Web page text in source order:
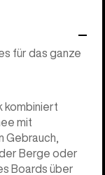
für das ganze
kombiniert
mit
Gebrauch,
Berge oder
Boards über